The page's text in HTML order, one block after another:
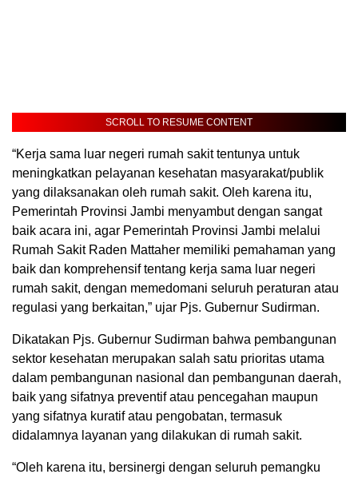
SCROLL TO RESUME CONTENT
“Kerja sama luar negeri rumah sakit tentunya untuk
meningkatkan pelayanan kesehatan masyarakat/publik
yang dilaksanakan oleh rumah sakit. Oleh karena itu,
Pemerintah Provinsi Jambi menyambut dengan sangat
baik acara ini, agar Pemerintah Provinsi Jambi melalui
Rumah Sakit Raden Mattaher memiliki pemahaman yang
baik dan komprehensif tentang kerja sama luar negeri
rumah sakit, dengan memedomani seluruh peraturan atau
regulasi yang berkaitan,” ujar Pjs. Gubernur Sudirman.
Dikatakan Pjs. Gubernur Sudirman bahwa pembangunan
sektor kesehatan merupakan salah satu prioritas utama
dalam pembangunan nasional dan pembangunan daerah,
baik yang sifatnya preventif atau pencegahan maupun
yang sifatnya kuratif atau pengobatan, termasuk
didalamnya layanan yang dilakukan di rumah sakit.
“Oleh karena itu, bersinergi dengan seluruh pemangku